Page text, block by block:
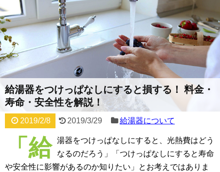
給湯器をつけっぱなしにすると損する！ 料金・
寿命・安全性を解説！
2019/2/8 2019/3/29 給湯器について
「給 湯器をつけっぱなしにすると、光熱費はどう
なるのだろう」「つけっぱなしにすると寿命
や安全性に影響があるのか知りたい」とお考えではありま